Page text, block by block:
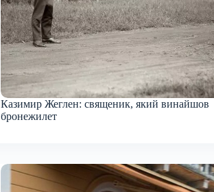
Казимир Жеглен: священик, який винайшов
бронежилет